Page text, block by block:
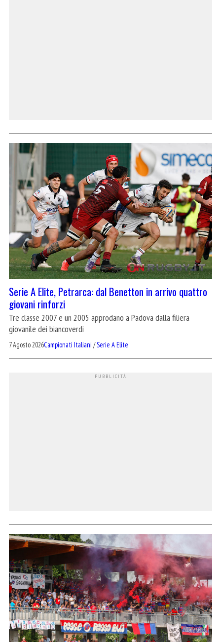
Serie A Elite, Petrarca: dal Benetton in arrivo quattro
giovani rinforzi
Tre classe 2007 e un 2005 approdano a Padova dalla filiera
giovanile dei biancoverdi
7 Agosto 2026Campionati Italiani /Serie A Elite